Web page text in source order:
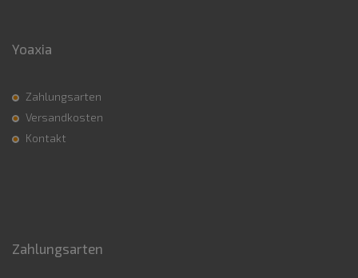
Yoaxia
Zahlungsarten
Versandkosten
Kontakt
Zahlungsarten